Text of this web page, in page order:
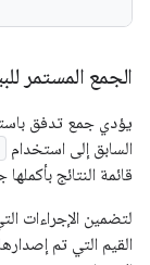
الجمع المستمر
يؤدي جمع تدفق
السابق إلى استخدام
قائمة النتائج
لتضمين الإجراءات
القيم التي تم